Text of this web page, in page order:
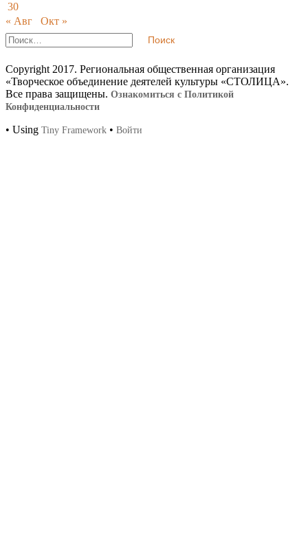
30
« Авг
Окт »
Footer
Найти:
Copyright 2017. Региональная общественная организация
«Творческое объединение деятелей культуры «СТОЛИЦА».
Все права защищены. Ознакомиться с Политикой
Конфиденциальности
• Using Tiny Framework • Войти